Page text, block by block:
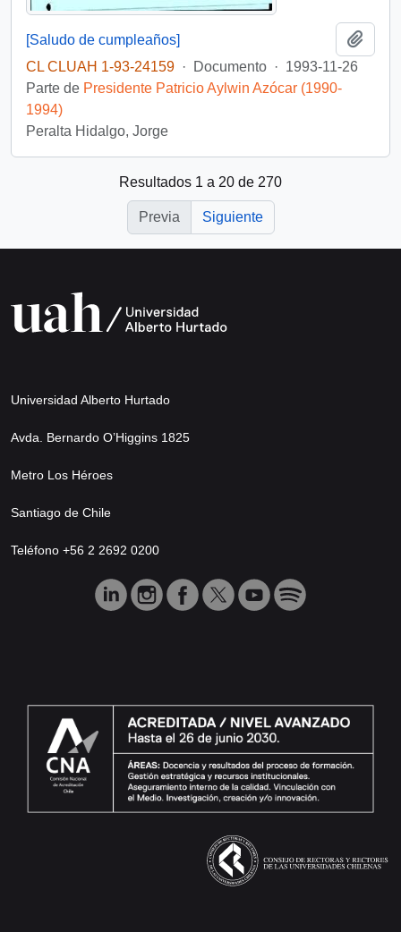
[Saludo de cumpleaños]
CL CLUAH 1-93-24159 · Documento · 1993-11-26
Parte de Presidente Patricio Aylwin Azócar (1990-
1994)
Peralta Hidalgo, Jorge
Resultados 1 a 20 de 270
Previa Siguiente
Universidad Alberto Hurtado
Avda. Bernardo O’Higgins 1825
Metro Los Héroes
Santiago de Chile
Teléfono +56 2 2692 0200